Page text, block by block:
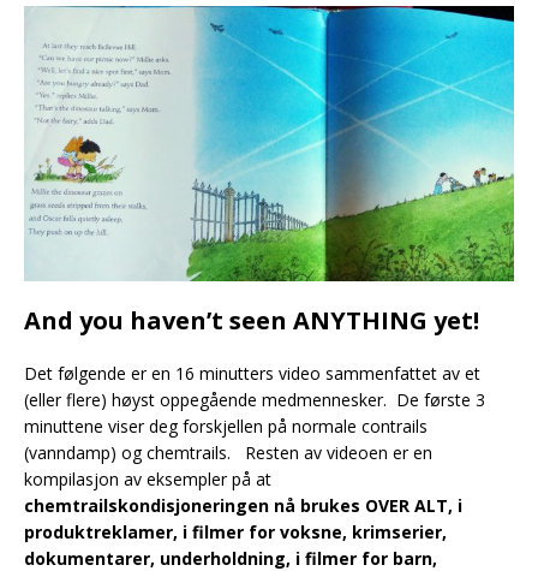
And you haven’t seen ANYTHING yet!
Det følgende er en 16 minutters video sammenfattet av et
(eller flere) høyst oppegående medmennesker. De første 3
minuttene viser deg forskjellen på normale contrails
(vanndamp) og chemtrails. Resten av videoen er en
kompilasjon av eksempler på at
chemtrailskondisjoneringen nå brukes OVER ALT, i
produktreklamer, i filmer for voksne, krimserier,
dokumentarer, underholdning, i filmer for barn,